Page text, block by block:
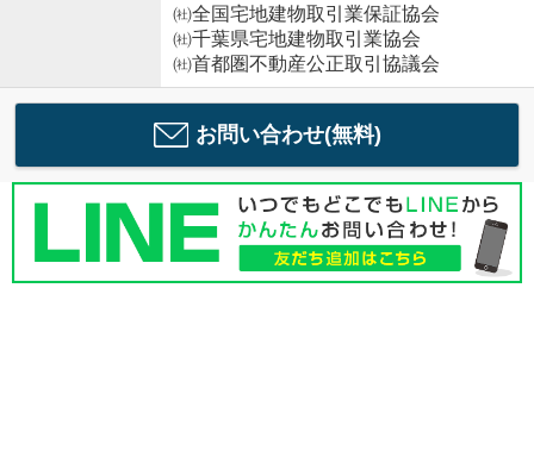
㈳全国宅地建物取引業保証協会
㈳千葉県宅地建物取引業協会
㈳首都圏不動産公正取引協議会
お問い合わせ(無料)